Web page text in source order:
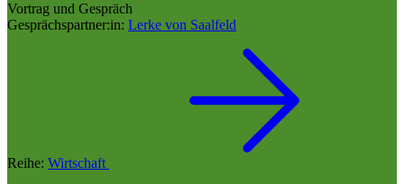
Vortrag und Gespräch
Gesprächspartner:in: Lerke von Saalfeld
Reihe: Wirtschaft